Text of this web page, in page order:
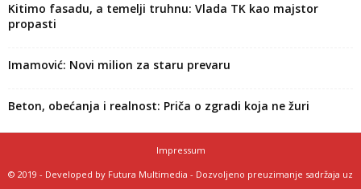
Kitimo fasadu, a temelji truhnu: Vlada TK kao majstor
propasti
Imamović: Novi milion za staru prevaru
Beton, obećanja i realnost: Priča o zgradi koja ne žuri
Impressum
© 2019 - Developed by Futura Multimedia - Dozvoljeno preuzimanje sadržaja uz